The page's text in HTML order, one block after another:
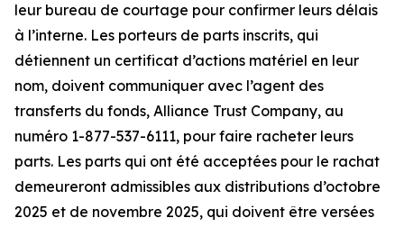
leur bureau de courtage pour confirmer leurs délais
à l’interne. Les porteurs de parts inscrits, qui
détiennent un certificat d’actions matériel en leur
nom, doivent communiquer avec l’agent des
transferts du fonds, Alliance Trust Company, au
numéro 1-877-537-6111, pour faire racheter leurs
parts. Les parts qui ont été acceptées pour le rachat
demeureront admissibles aux distributions d’octobre
2025 et de novembre 2025, qui doivent être versées